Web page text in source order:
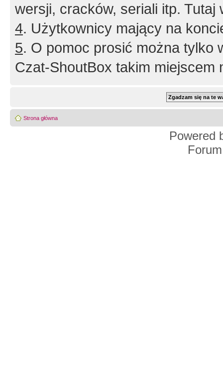
wersji, cracków, seriali itp. Tutaj
4. Użytkownicy mający na
5. O pomoc prosić można tylko
Czat-ShoutBox takim miejscem
Strona główna
Powered